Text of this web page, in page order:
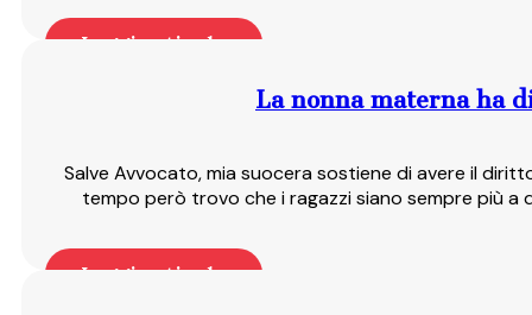
Leggi articolo
La nonna materna ha
Salve Avvocato, mia suocera sostiene di avere il
tempo però trovo che i ragazzi siano sempre più
Leggi articolo